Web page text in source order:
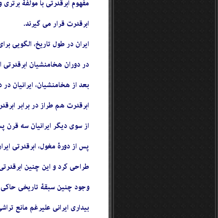
مفهوم ابرقدرتی با مولفۀ
ابرقدرت قرار می گیرند.
ایران در طول تاریخ، الگویی
در دوران هخامنشیان
ابرقدرت هم طراز در برابر
از سوی دیگر ایرانیان سه قرن
پس از دورۀ مغول، ابرقدرتی
طراحی کرد و این چنین
وجود چنین سبقۀ تاریخی حاکی
بیداری ایرانی علیرغم مانع